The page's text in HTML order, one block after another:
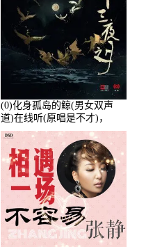
(0)化身孤岛的鲸(男女双声
道)在线听(原唱是不才)，
HGBai演唱点播:19428次